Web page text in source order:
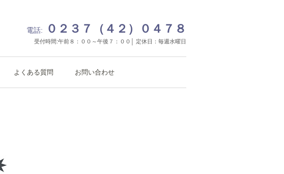
電話: ０２３７（４２）０４７８
受付時間:午前８：００～午後７：００│ 定休日：毎週水曜日
よくある質問 お問い合わせ